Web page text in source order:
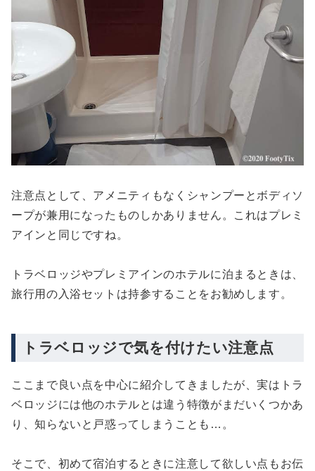
注意点として、アメニティもなくシャンプーとボディソ
ープが兼用になったものしかありません。これはプレミ
アインと同じですね。
トラベロッジやプレミアインのホテルに泊まるときは、
旅行用の入浴セットは持参することをお勧めします。
トラベロッジで気を付けたい注意点
ここまで良い点を中心に紹介してきましたが、実はトラ
ベロッジには他のホテルとは違う特徴がまだいくつかあ
り、知らないと戸惑ってしまうことも…。
そこで、初めて宿泊するときに注意して欲しい点もお伝